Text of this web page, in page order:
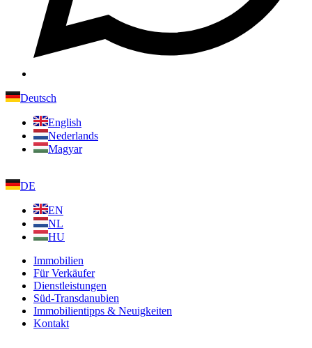
Deutsch
English
Nederlands
Magyar
DE
EN
NL
HU
Immobilien
Für Verkäufer
Dienstleistungen
Süd-Transdanubien
Immobilientipps & Neuigkeiten
Kontakt